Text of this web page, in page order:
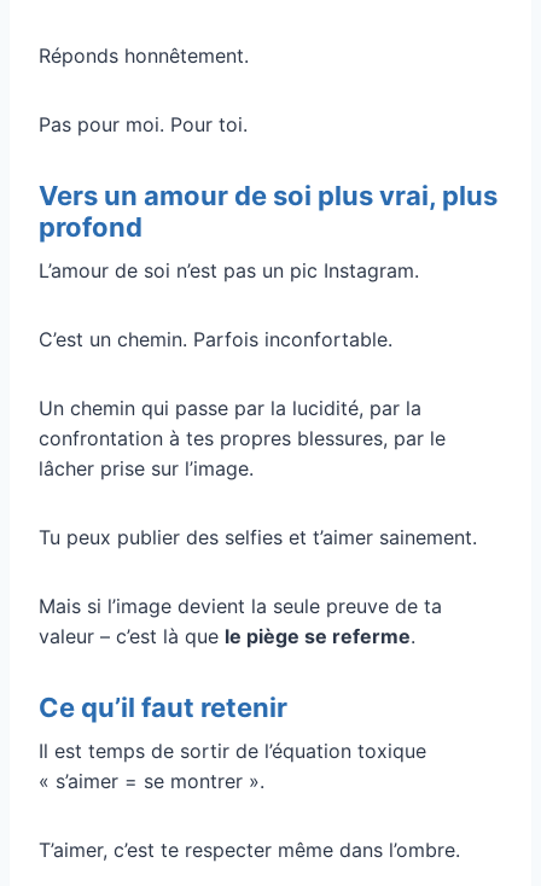
Réponds honnêtement.
Pas pour moi. Pour toi.
Vers un amour de soi plus vrai, plus
profond
L’amour de soi n’est pas un pic Instagram.
C’est un chemin. Parfois inconfortable.
Un chemin qui passe par la lucidité, par la
confrontation à tes propres blessures, par le
lâcher prise sur l’image.
Tu peux publier des selfies et t’aimer sainement.
Mais si l’image devient la seule preuve de ta
valeur – c’est là que le piège se referme.
Ce qu’il faut retenir
Il est temps de sortir de l’équation toxique
« s’aimer = se montrer ».
T’aimer, c’est te respecter même dans l’ombre.